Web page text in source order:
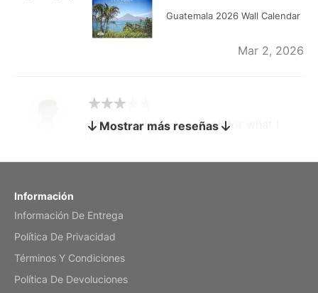
Guatemala 2026 Wall Calendar
Mar 2, 2026
by charles
The calendar is too small for what I
Mostrar más reseñas
Información
Información De Entrega
Política De Privacidad
Términos Y Condiciones
Política De Devoluciones